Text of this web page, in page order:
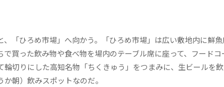
「ひろめ市場」へ向かう。「ひろめ市場」は広い敷地内に鮮
で買った飲み物や食べ物を場内のテーブル席に座って、フード
輪切りにした高知名物「ちくきゅう」をつまみに、生ビールを
朝）飲みスポットなのだ。